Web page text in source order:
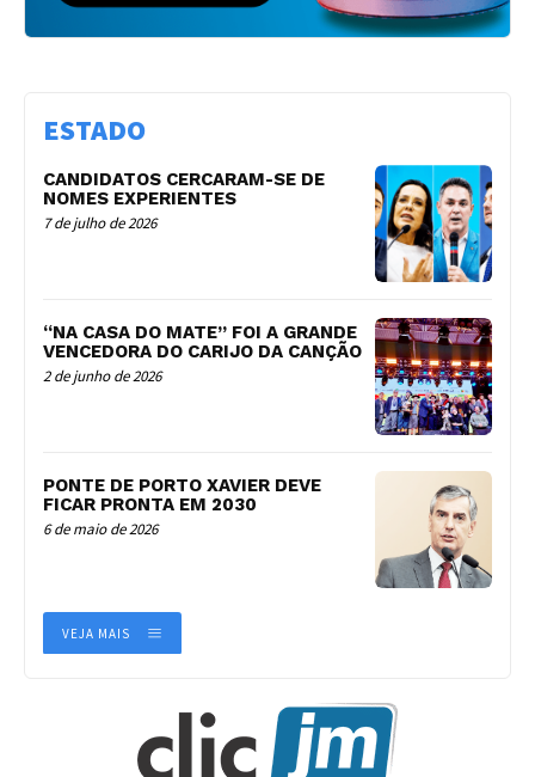
ESTADO
CANDIDATOS CERCARAM-SE DE
NOMES EXPERIENTES
7 de julho de 2026
“NA CASA DO MATE” FOI A GRANDE
VENCEDORA DO CARIJO DA CANÇÃO
2 de junho de 2026
PONTE DE PORTO XAVIER DEVE
FICAR PRONTA EM 2030
6 de maio de 2026
VEJA MAIS